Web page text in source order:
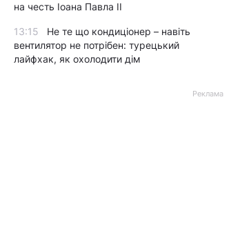
на честь Іоана Павла II
13:15
Не те що кондиціонер – навіть
вентилятор не потрібен: турецький
лайфхак, як охолодити дім
Реклама